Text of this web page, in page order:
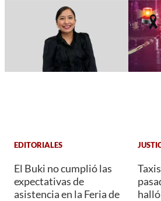
EDITORIALES
El Buki no cumplió las
expectativas de
asistencia en la Feria de